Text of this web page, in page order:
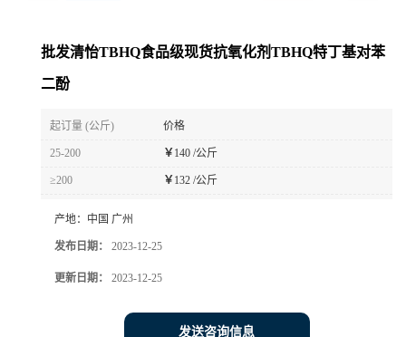
批发清怡TBHQ食品级现货抗氧化剂TBHQ特丁基对苯
二酚
起订量 (公斤) 价格
25-200 ￥ 140 /公斤
≥200 ￥ 132 /公斤
产地： 中国 广州
发布日期： 2023-12-25
更新日期： 2023-12-25
发送咨询信息